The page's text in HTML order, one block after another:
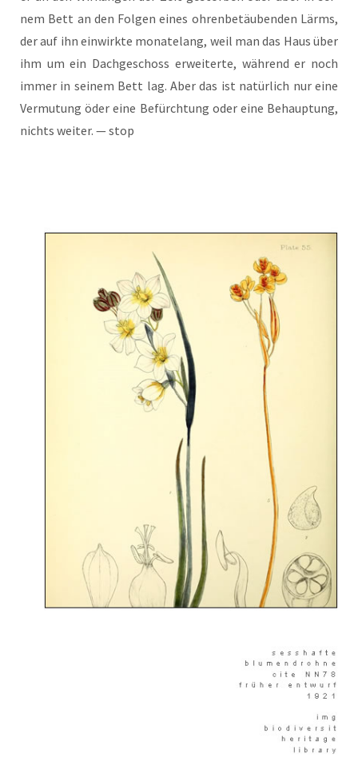
nem Bett an den Fol­gen eines ohren­be­täu­ben­den Lärms,
der auf ihn ein­wirk­te mona­te­lang, weil man das Haus über
ihm um ein Dach­ge­schoss erwei­ter­te, wäh­rend er noch
immer in sei­nem Bett lag. Aber das ist natür­lich nur eine
Ver­mu­tung öder eine Befürch­tung oder eine Behaup­tung,
nichts wei­ter. — stop